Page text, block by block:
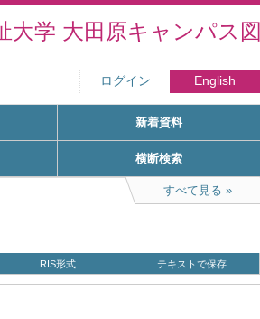
大学 大田原キャンパス
ログイン English
新着資料
横断検索
すべて見る
RIS形式 テキストで保存